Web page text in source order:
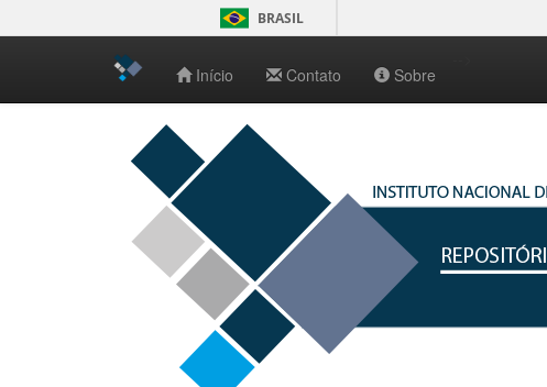
navigation
BRASIL
Início Contato Sobre